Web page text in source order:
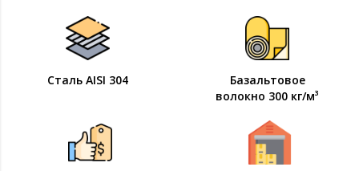
Сталь AISI 304
Базальтовое
волокно 300 кг/м³